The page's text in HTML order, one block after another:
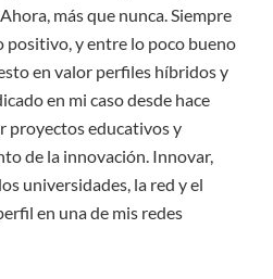
más que nunca. Siempre
positivo, y entre lo poco bueno
en valor perfiles híbridos y
en mi caso desde hace
proyectos educativos y
de la innovación. Innovar,
universidades, la red y el
en una de mis redes